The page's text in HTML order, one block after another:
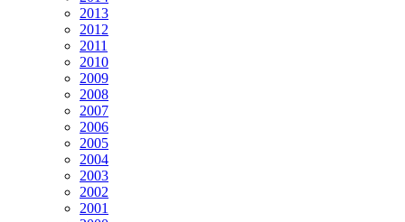
2013
2012
2011
2010
2009
2008
2007
2006
2005
2004
2003
2002
2001